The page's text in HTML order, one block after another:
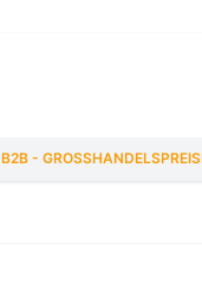
B2B - GROSSHANDELSPREISE